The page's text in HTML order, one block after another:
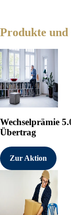
Produkte und
Wechselprämie
Übertrag
Zur Aktion